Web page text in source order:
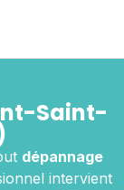
Saint-
dépannage
intervient